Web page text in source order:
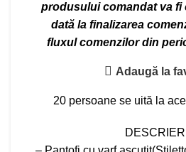
produsului comandat va fi
dată la finalizarea
fluxul comenzilor din
Adaugă la
20 persoane se uită la